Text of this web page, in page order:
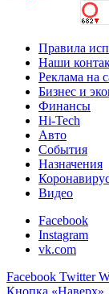
Правила
Наши
Реклама на
Бизнес и
Финансы
Hi-Tech
Авто
События
Назначения
Видео
Facebook
Instagram
vk.com
Facebook Twitter
Кнопка «Наверх»